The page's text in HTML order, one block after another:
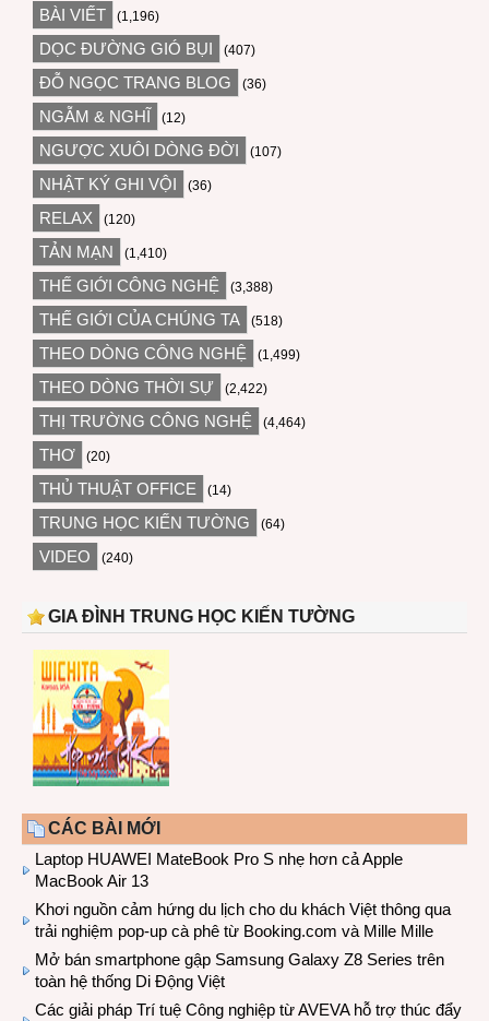
BÀI VIẾT (1,196)
DỌC ĐƯỜNG GIÓ BỤI (407)
ĐỖ NGỌC TRANG BLOG (36)
NGẪM & NGHĨ (12)
NGƯỢC XUÔI DÒNG ĐỜI (107)
NHẬT KÝ GHI VỘI (36)
RELAX (120)
TẢN MẠN (1,410)
THẾ GIỚI CÔNG NGHỆ (3,388)
THẾ GIỚI CỦA CHÚNG TA (518)
THEO DÒNG CÔNG NGHỆ (1,499)
THEO DÒNG THỜI SỰ (2,422)
THỊ TRƯỜNG CÔNG NGHỆ (4,464)
THƠ (20)
THỦ THUẬT OFFICE (14)
TRUNG HỌC KIẾN TƯỜNG (64)
VIDEO (240)
GIA ĐÌNH TRUNG HỌC KIẾN TƯỜNG
CÁC BÀI MỚI
Laptop HUAWEI MateBook Pro S nhẹ hơn cả Apple
MacBook Air 13
Khơi nguồn cảm hứng du lịch cho du khách Việt thông qua
trải nghiệm pop-up cà phê từ Booking.com và Mille Mille
Mở bán smartphone gập Samsung Galaxy Z8 Series trên
toàn hệ thống Di Động Việt
Các giải pháp Trí tuệ Công nghiệp từ AVEVA hỗ trợ thúc đẩy